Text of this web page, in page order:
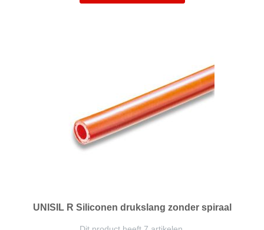
UNISIL R Siliconen drukslang zonder spiraal